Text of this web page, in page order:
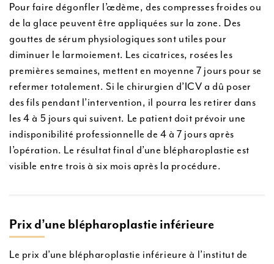
Pour faire dégonfler l’œdème, des compresses froides ou
de la glace peuvent être appliquées sur la zone. Des
gouttes de sérum physiologiques sont utiles pour
diminuer le larmoiement. Les cicatrices, rosées les
premières semaines, mettent en moyenne 7 jours pour se
refermer totalement. Si le chirurgien d’ICV a dû poser
des fils pendant l’intervention, il pourra les retirer dans
les 4 à 5 jours qui suivent. Le patient doit prévoir une
indisponibilité professionnelle de 4 à 7 jours après
l’opération. Le résultat final d’une blépharoplastie est
visible entre trois à six mois après la procédure.
Prix d’une blépharoplastie inférieure
Le prix d’une blépharoplastie inférieure à l’institut de